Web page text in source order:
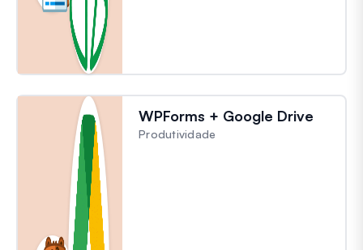
WPForms + Google Drive
Produtividade